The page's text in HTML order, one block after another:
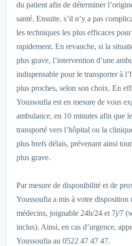
du patient afin de déterminer
santé. Ensuite, s’il n’y a pas
les techniques les plus efficaces
rapidement. En revanche, si la
plus grave, l’intervention d’une
indispensable pour le transporter à
plus proches, selon son choix. En
Youssoufia est en mesure de vous
ambulance, en 10 minutes afin que
transporté vers l’hôpital ou la
plus brefs délais, prévenant ainsi
plus grave.
Par mesure de disponibilité et de
Youssoufia a mis à votre disposition
médecins, joignable 24h/24 et 7j/7
inclus). Ainsi, en cas d’urgence,
Youssoufia au 0522 47 47 47.